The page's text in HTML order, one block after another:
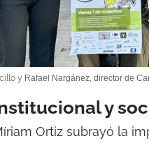
y Rafael Nargánez, director de
y
Ortiz subrayó la